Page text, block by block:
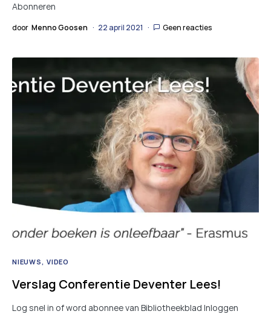
Abonneren
door Menno Goosen 22 april 2021 Geen reacties
NIEUWS VIDEO
Verslag Conferentie Deventer Lees!
Log snel in of word abonnee van Bibliotheekblad Inloggen